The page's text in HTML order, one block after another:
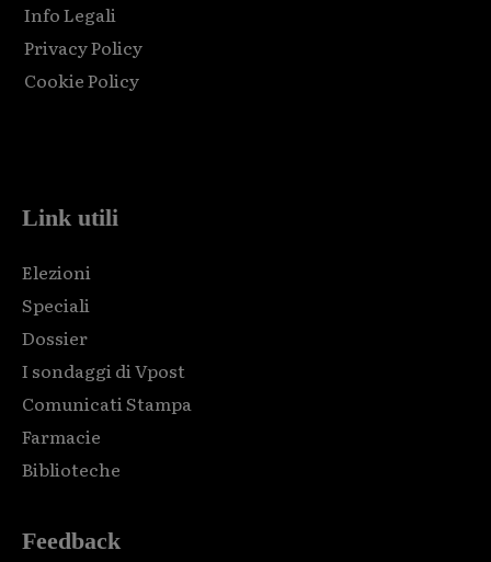
Info Legali
Privacy Policy
Cookie Policy
Link utili
Elezioni
Speciali
Dossier
I sondaggi di Vpost
Comunicati Stampa
Farmacie
Biblioteche
Feedback